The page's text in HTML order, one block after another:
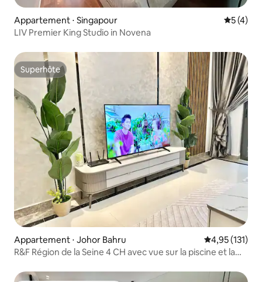
Appartement ⋅ Singapour
5 (4)
LIV Premier King Studio in Novena
Superhôte
Superhôte
Appartement ⋅ Johor Bahru Évaluation
4,95 (131)
R&F Région de la Seine 4 CH avec vue sur la piscine et la